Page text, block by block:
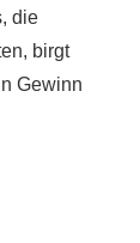
die
birgt
Gewinn